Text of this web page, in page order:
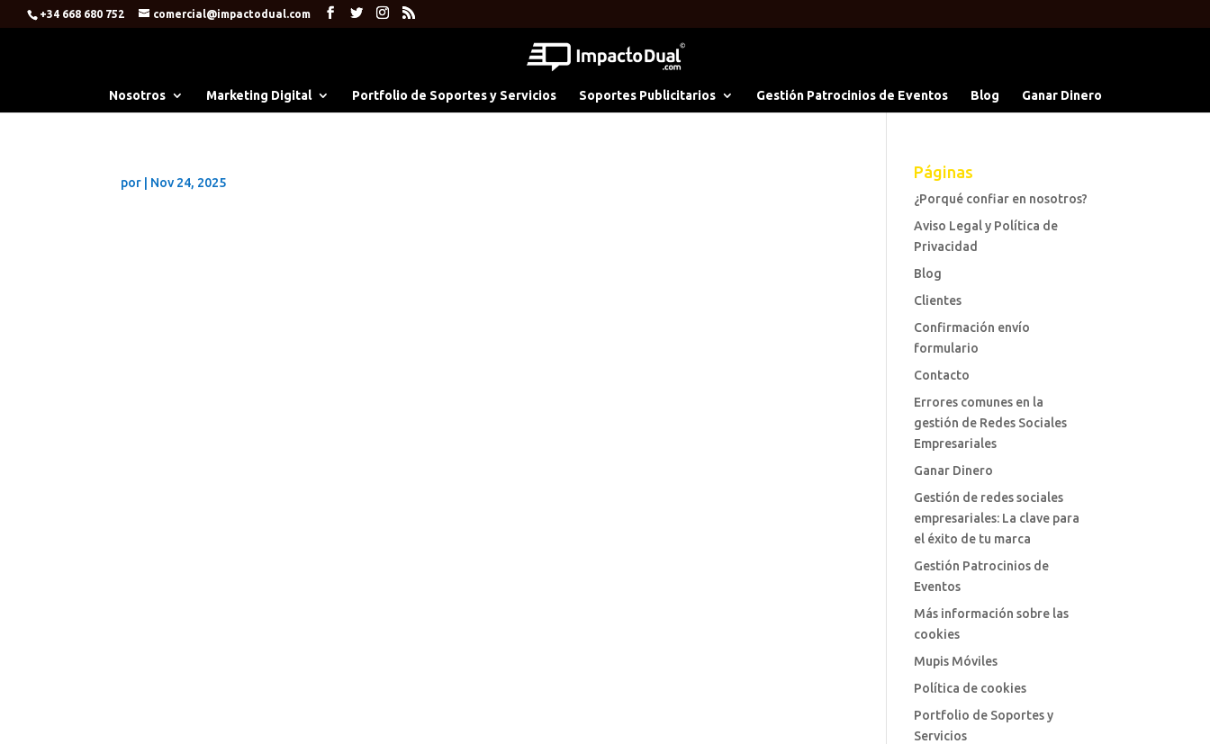
+34 668 680 752 comercial@impactodual.com
Nosotros Marketing Digital Portfolio de Soportes y Servicios Soportes Publicitarios Gestión Patrocinios de Eventos Blog Ganar Dinero
por Nov 24, 2025
Páginas
¿Porqué confiar en nosotros?
Aviso Legal y Política de
Privacidad
Blog
Clientes
Confirmación envío
formulario
Contacto
Errores comunes en la
gestión de Redes Sociales
Empresariales
Ganar Dinero
Gestión de redes sociales
empresariales: La clave para
el éxito de tu marca
Gestión Patrocinios de
Eventos
Más información sobre las
cookies
Mupis Móviles
Política de cookies
Portfolio de Soportes y
Servicios